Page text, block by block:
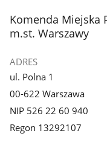
stopka
Komenda Miejska
m.st. Warszawy
ADRES
ul. Polna 1
00-622 Warszawa
NIP 526 22 60 940
Regon 13292107